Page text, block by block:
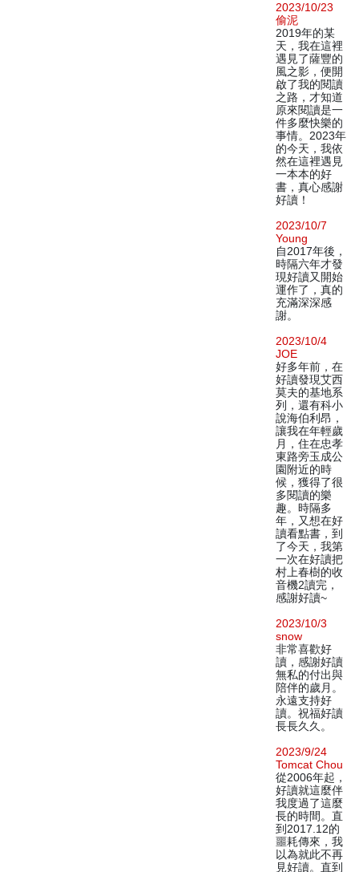
2023/10/23
偷泥
2019年的某
天，我在這裡
遇見了薩豐的
風之影，便開
啟了我的閱讀
之路，才知道
原來閱讀是一
件多麼快樂的
事情。2023年
的今天，我依
然在這裡遇見
一本本的好
書，真心感謝
好讀！
2023/10/7
Young
自2017年後，
時隔六年才發
現好讀又開始
運作了，真的
充滿深深感
謝。
2023/10/4
JOE
好多年前，在
好讀發現艾西
莫夫的基地系
列，還有科小
說海伯利昂，
讓我在年輕歲
月，住在忠孝
東路旁玉成公
園附近的時
候，獲得了很
多閱讀的樂
趣。時隔多
年，又想在好
讀看點書，到
了今天，我第
一次在好讀把
村上春樹的收
音機2讀完，
感謝好讀~
2023/10/3
snow
非常喜歡好
讀，感謝好讀
無私的付出與
陪伴的歲月。
永遠支持好
讀。祝福好讀
長長久久。
2023/9/24
Tomcat Chou
從2006年起，
好讀就這麼伴
我度過了這麼
長的時間。直
到2017.12的
噩耗傳來，我
以為就此不再
見好讀。直到